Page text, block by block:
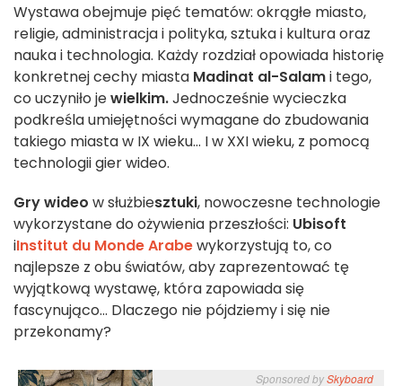
Wystawa obejmuje pięć tematów: okrągłe miasto,
religie, administracja i polityka, sztuka i kultura oraz
nauka i technologia. Każdy rozdział opowiada historię
konkretnej cechy miasta Madinat al-Salami tego,
co uczyniło jewielkim.Jednocześnie wycieczka
podkreśla umiejętności wymagane do zbudowania
takiego miasta w IX wieku... I w XXI wieku, z pomocą
technologii gier wideo.
Gry wideo w służbiesztuki, nowoczesne technologie
wykorzystane do ożywienia przeszłości: Ubisoft
iInstitut du Monde Arabewykorzystują to, co
najlepsze z obu światów, aby zaprezentować tę
wyjątkową wystawę, która zapowiada się
fascynująco... Dlaczego nie pójdziemy i się nie
przekonamy?